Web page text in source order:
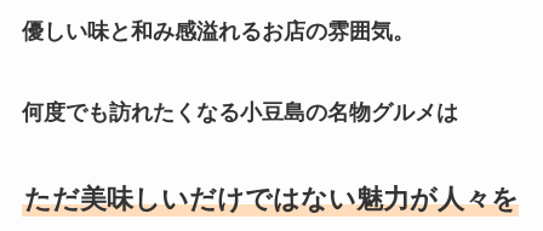
優しい味と和み感溢れるお店の雰囲気。
何度でも訪れたくなる小豆島の名物グルメは
ただ美味しいだけではない魅力が人々を